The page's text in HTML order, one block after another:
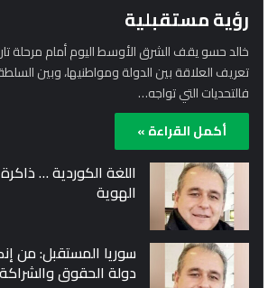
رؤية مستقبلية
خالد حسو يقف الشرق الأوسط اليوم أمام مرحلة
تعريف العلاقة بين الدولة ومواطنيها، وبين
فالتحديات التي تواجه…
أكمل القراءة »
اللغة الكوردية …
الهوية
سوريا المستقبل: من
دولة الحقوق